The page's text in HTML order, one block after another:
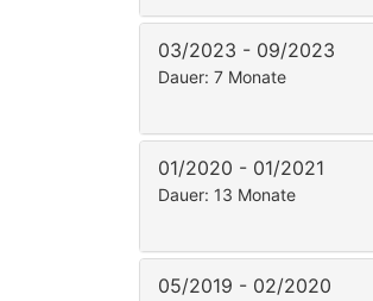
03/2023 - 09/2023
Dauer: 7 Monate
01/2020 - 01/2021
Dauer: 13 Monate
05/2019 - 02/2020